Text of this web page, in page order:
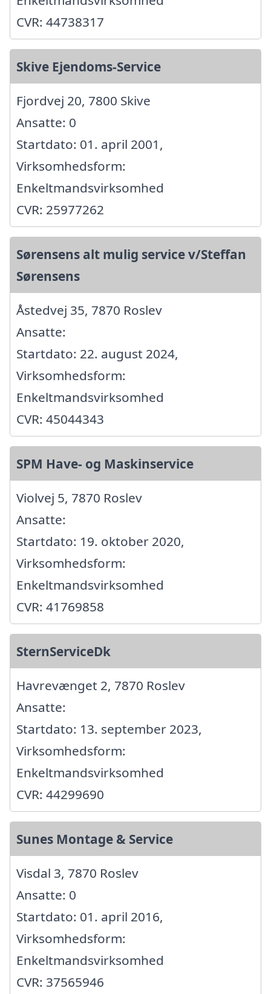
CVR: 44738317
Skive Ejendoms-Service
Fjordvej 20, 7800 Skive
Ansatte: 0
Startdato: 01. april 2001,
Virksomhedsform:
Enkeltmandsvirksomhed
CVR: 25977262
Sørensens alt mulig service v/Steffan
Sørensens
Åstedvej 35, 7870 Roslev
Ansatte:
Startdato: 22. august 2024,
Virksomhedsform:
Enkeltmandsvirksomhed
CVR: 45044343
SPM Have- og Maskinservice
Violvej 5, 7870 Roslev
Ansatte:
Startdato: 19. oktober 2020,
Virksomhedsform:
Enkeltmandsvirksomhed
CVR: 41769858
SternServiceDk
Havrevænget 2, 7870 Roslev
Ansatte:
Startdato: 13. september 2023,
Virksomhedsform:
Enkeltmandsvirksomhed
CVR: 44299690
Sunes Montage & Service
Visdal 3, 7870 Roslev
Ansatte: 0
Startdato: 01. april 2016,
Virksomhedsform:
Enkeltmandsvirksomhed
CVR: 37565946